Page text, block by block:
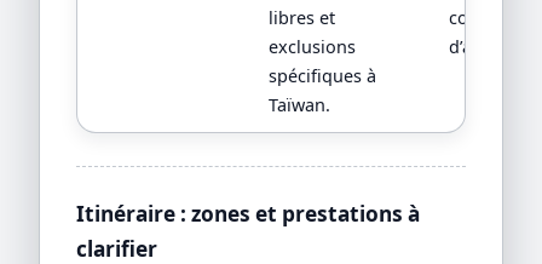
libres et
exclusions
spécifiques à
Taïwan.
conditions
Itinéraire : zones et prestations à
clarifier